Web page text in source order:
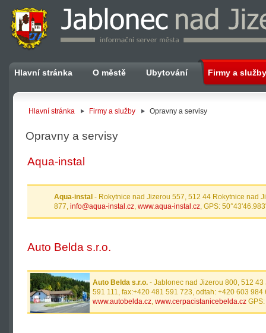
Hlavní stránka O městě Ubytování Firmy a služby
Hlavní stránka Firmy a služby Opravny a servisy
Opravny a servisy
Aqua-instal
Aqua-instal - Rokytnice nad Jizerou 557, 512 44 Rokytnice nad
877, info@aqua-instal.cz, www.aqua-instal.cz, GPS:
Auto Belda s.r.o.
Auto Belda s.r.o. - Jablonec nad Jizerou 800, 512
591 111, fax:+420 481 591 723, odtah: +420 603
www.autobelda.cz, www.cerpacistanicebelda.cz